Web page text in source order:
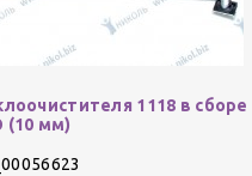
1118 в сборе
(10 мм)